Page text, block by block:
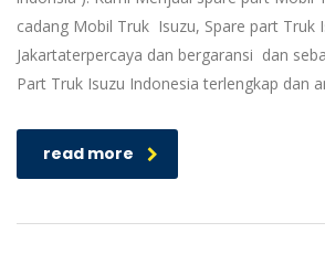
cadang Mobil Truk Isuzu, Spare part Truk
Jakartaterpercaya dan bergaransi dan
Part Truk Isuzu Indonesia terlengkap dan
read more